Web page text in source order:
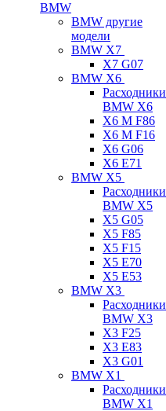
BMW
BMW другие
модели
BMW X7
X7 G07
BMW X6
Расходники
BMW X6
X6 M F86
X6 M F16
X6 G06
X6 E71
BMW X5
Расходники
BMW X5
X5 G05
X5 F85
X5 F15
X5 E70
X5 E53
BMW X3
Расходники
BMW X3
X3 F25
X3 E83
X3 G01
BMW X1
Расходники
BMW X1